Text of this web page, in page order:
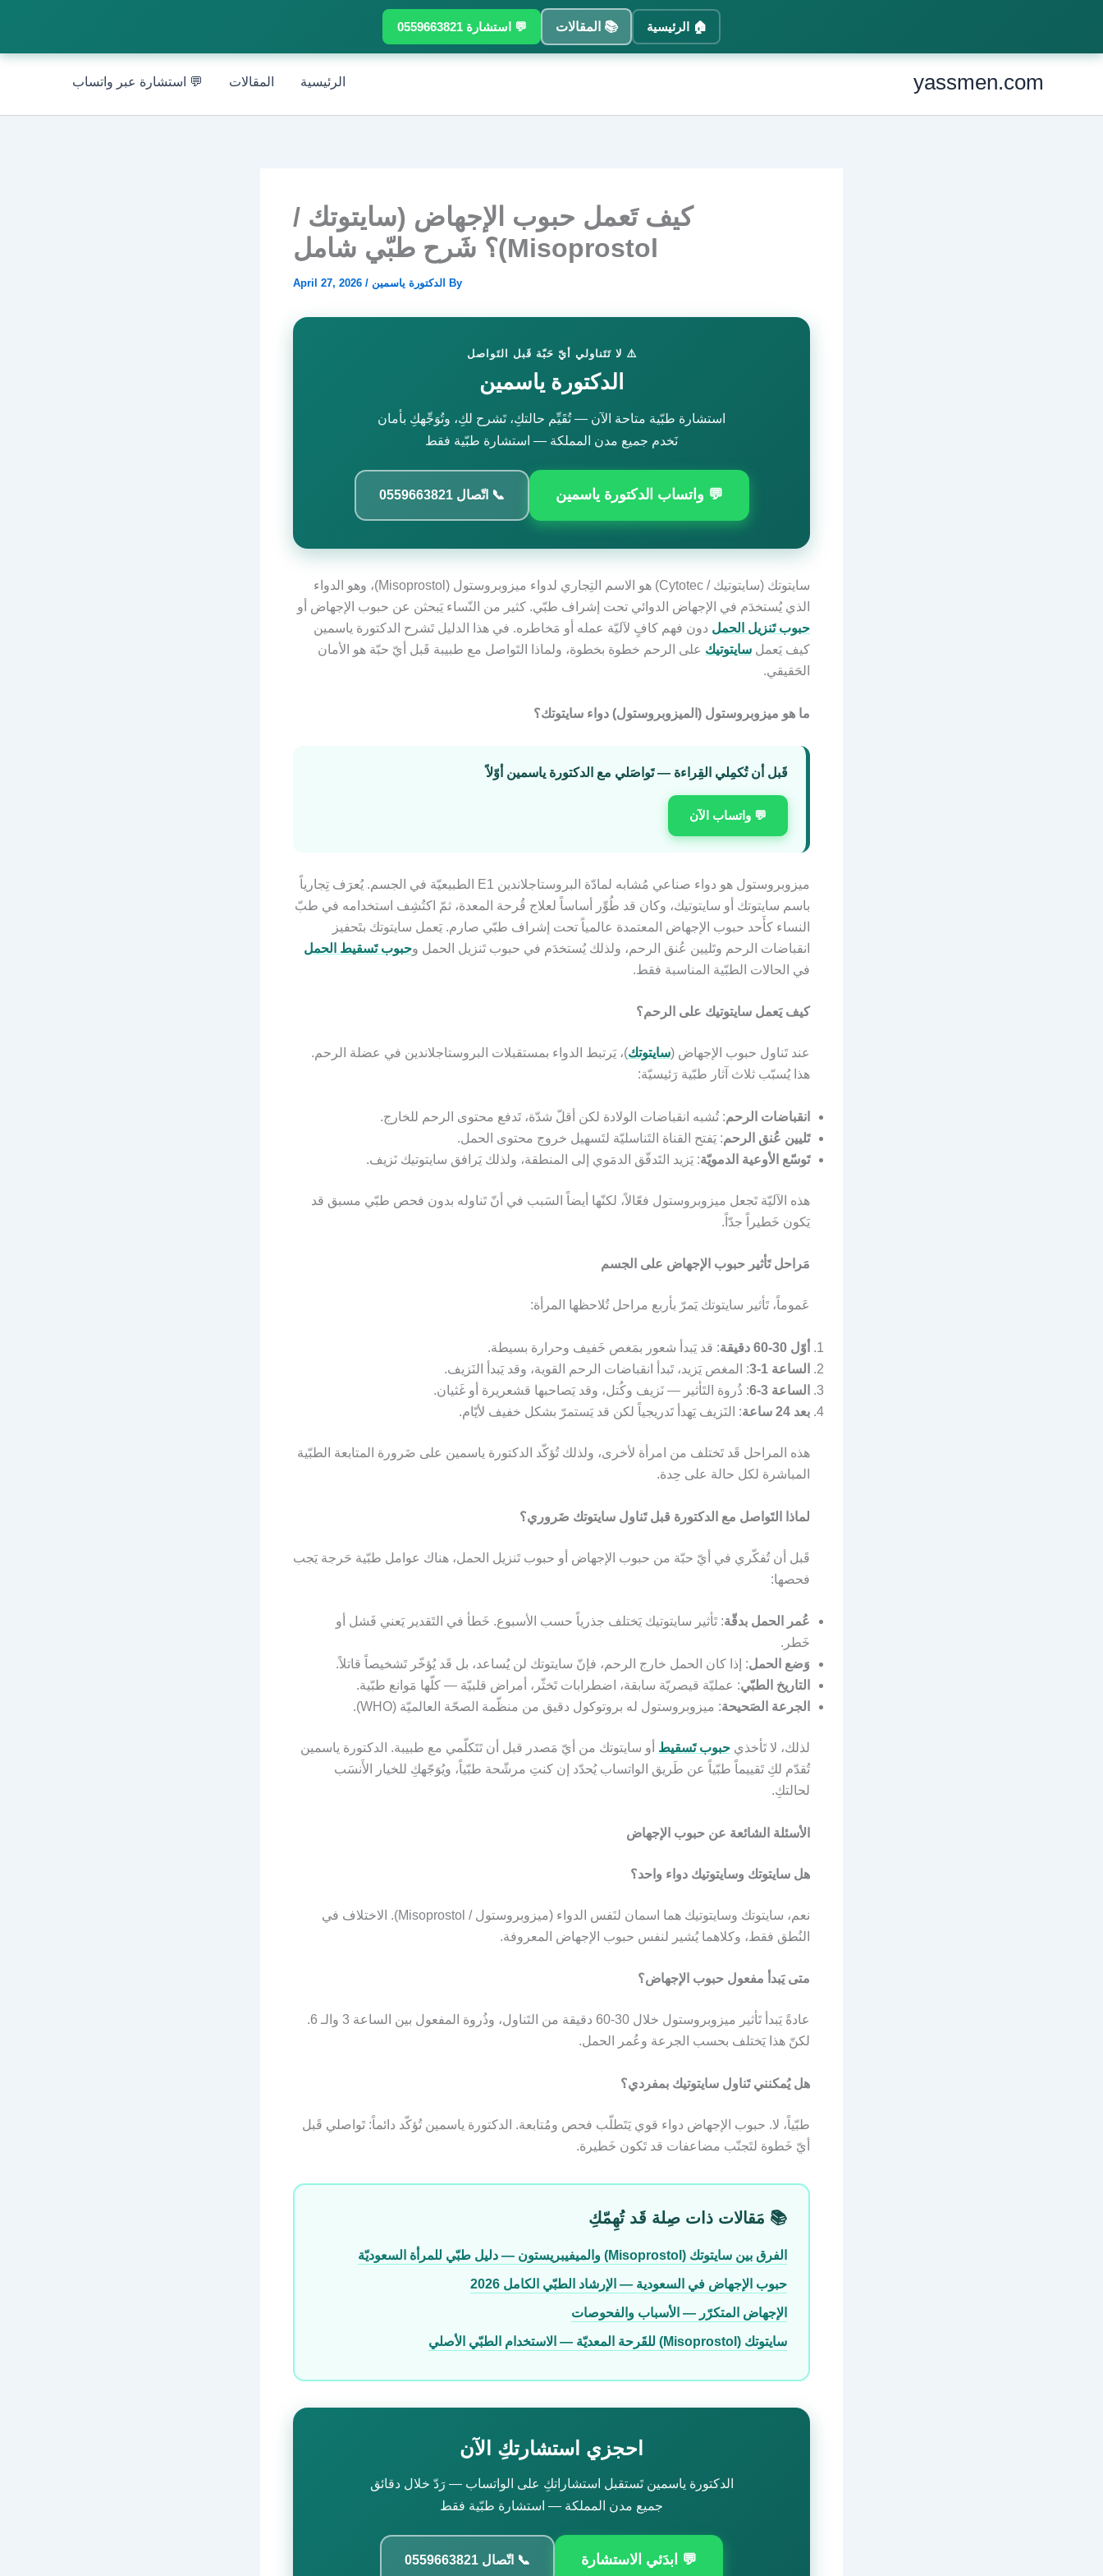
content
yassmen.com الرئيسية المقالات 💬 استشارة عبر واتساب
كيف تَعمل حبوب الإجهاض (سايتوتك /
Misoprostol)؟ شَرح طبّي شامل
By الدكتورة ياسمين /
April 27, 2026
⚠️ لا تَتَناولي أيّ حَبّة قَبل التَواصل
الدكتورة ياسمين
استشارة طبّية متاحة الآن — تُقَيِّم حالتكِ، تَشرح لكِ، وتُوَجِّهكِ بأمان
نَخدم جميع مدن المملكة — استشارة طبّية فقط
💬 واتساب الدكتورة ياسمين 📞 اتّصال 0559663821
سايتوتك (سايتوتيك / Cytotec) هو الاسم التِجاري لدواء ميزوبروستول (Misoprostol)، وهو الدواء
الذي يُستخدَم في الإجهاض الدوائي تحت إشراف طبّي. كثير من النّساء يَبحثن عن حبوب الإجهاض أو
حبوب تَنزيل الحمل دون فهم كافٍ لآليّة عمله أو مَخاطره. في هذا الدليل تَشرح الدكتورة ياسمين
كيف يَعمل سايتوتيك على الرحم خطوة بخطوة، ولماذا التَواصل مع طبيبة قَبل أيّ حبّة هو الأمان
الحَقيقي.
ما هو ميزوبروستول (الميزوبروستول) دواء سايتوتك؟
قَبل أن تُكمِلي القِراءة — تَواصَلي مع الدكتورة ياسمين أوّلاً
💬 واتساب الآن
ميزوبروستول هو دواء صناعي مُشابه لمادّة البروستاجلاندين E1 الطبيعيّة في الجسم. يُعرَف تِجارياً
باسم سايتوتك أو سايتوتيك، وكان قد طُوِّر أساساً لعلاج قُرحة المعدة، ثمّ اكتُشِف استخدامه في طبّ
النساء كأَحد حبوب الإجهاض المعتمدة عالمياً تحت إشراف طبّي صارم. يَعمل سايتوتك بتَحفيز
انقباضات الرحم وتَليين عُنق الرحم، ولذلك يُستخدَم في حبوب تَنزيل الحمل وحبوب تَسقيط الحمل
في الحالات الطبّية المناسبة فقط.
كيف يَعمل سايتوتيك على الرحم؟
عند تَناول حبوب الإجهاض (سايتوتك)، يَرتبط الدواء بمستقبلات البروستاجلاندين في عضلة الرحم.
هذا يُسبّب ثلاث آثار طبّية رَئيسيّة:
انقباضات الرحم: تُشبه انقباضات الولادة لكن أقلّ شدّة، تَدفع محتوى الرحم للخارج.
تَليين عُنق الرحم: يَفتح القناة التَناسليّة لتَسهيل خروج محتوى الحمل.
تَوسّع الأوعية الدمويّة: يَزيد التَدفّق الدمَوي إلى المنطقة، ولذلك يَرافق سايتوتيك نَزيف.
هذه الآليّة تَجعل ميزوبروستول فعّالاً، لكنّها أيضاً السَبب في أنّ تَناوله بدون فحص طبّي مسبق قد
يَكون خَطيراً جدّاً.
مَراحل تَأثير حبوب الإجهاض على الجسم
عَموماً، تَأثير سايتوتك يَمرّ بأربع مراحل تُلاحظها المرأة:
أوّل 30-60 دقيقة
: قد يَبدأ شعور بمَغص خَفيف وحرارة بسيطة.
الساعة 1-3
: المغص يَزيد، تَبدأ انقباضات الرحم القوية، وقد يَبدأ النَزيف.
الساعة 3-6
: ذُروة التَأثير — نَزيف وكُتل، وقد يَصاحبها قشعريرة أو غَثيان.
بعد 24 ساعة
: النَزيف يَهدأ تَدريجياً لكن قد يَستمرّ بشكل خفيف لأيّام.
هذه المراحل قَد تَختلف من امرأة لأخرى، ولذلك تُؤكّد الدكتورة ياسمين على ضَرورة المتابعة الطبّية
المباشرة لكل حالة على حِدة.
لماذا التَواصل مع الدكتورة قبل تَناول سايتوتك ضَروري؟
قَبل أن تُفكّري في أيّ حبّة من حبوب الإجهاض أو حبوب تَنزيل الحمل، هناك عوامل طبّية حَرجة يَجب
فحصها:
عُمر الحمل بدقّة: تَأثير سايتوتيك يَختلف جذرياً حسب الأسبوع. خَطأ في التَقدير يَعني فَشل أو
خَطر.
وَضع الحمل: إذا كان الحمل خارج الرحم، فإنّ سايتوتك لن يُساعد، بل قَد يُؤخّر تَشخيصاً قاتلاً.
التاريخ الطبّي: عمليّة قيصريّة سابقة، اضطرابات تَخثّر، أمراض قلبيّة — كلّها مَوانع طبّية.
الجرعة الصَحيحة: ميزوبروستول له بروتوكول دقيق من منظّمة الصحّة العالميّة (WHO).
لذلك، لا تَأخذي حبوب تَسقيط أو سايتوتك من أيّ مَصدر قبل أن تَتَكلّمي مع طبيبة. الدكتورة ياسمين
تُقدّم لكِ تَقييماً طبّياً عن طَريق الواتساب يُحدّد إن كنتِ مرشّحة طبّياً، ويُوَجّهكِ للخيار الأَنسَب
لحالتكِ.
الأسئلة الشائعة عن حبوب الإجهاض
هل سايتوتك وسايتوتيك دواء واحد؟
نعم، سايتوتك وسايتوتيك هما اسمان لنَفس الدواء (ميزوبروستول / Misoprostol). الاختلاف في
النُطق فقط، وكلاهما يُشير لنفس حبوب الإجهاض المعروفة.
متى يَبدأ مفعول حبوب الإجهاض؟
عادةً يَبدأ تَأثير ميزوبروستول خلال 30-60 دقيقة من التَناول، وذُروة المفعول بين الساعة 3 والـ 6.
لكنّ هذا يَختلف بحسب الجرعة وعُمر الحمل.
هل يُمكنني تَناول سايتوتيك بمفردي؟
طبّياً، لا. حبوب الإجهاض دواء قوي يَتَطلّب فحص ومُتابعة. الدكتورة ياسمين تُؤكّد دائماً: تَواصلي قَبل
أيّ خَطوة لتَجنّب مضاعفات قد تَكون خَطيرة.
📚 مَقالات ذات صِلة قَد تُهِمّكِ
الفرق بين سايتوتك (Misoprostol) والميفيبريستون — دليل طبّي للمرأة السعوديّة
حبوب الإجهاض في السعودية — الإرشاد الطبّي الكامل 2026
الإجهاض المتكرّر — الأسباب والفحوصات
سايتوتك (Misoprostol) للقَرحة المعديّة — الاستخدام الطبّي الأصلي
احجزي استشارتكِ الآن
الدكتورة ياسمين تَستقبل استشاراتكِ على الواتساب — رَدّ خلال دقائق
جميع مدن المملكة — استشارة طبّية فقط
💬 ابدَئي الاستشارة 📞 اتّصال 0559663821
🏠 الرئيسية 📚 المقالات 💬 استشارة 0559663821